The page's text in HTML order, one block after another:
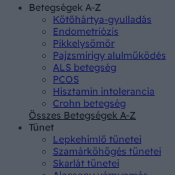
Betegségek A-Z
Kötőhártya-gyulladás
Endometriózis
Pikkelysömör
Pajzsmirigy alulműködés
ALS betegség
PCOS
Hisztamin intolerancia
Crohn betegség
Összes Betegségek A-Z
Tünet
Lepkehimlő tünetei
Szamárköhögés tünetei
Skarlát tünetei